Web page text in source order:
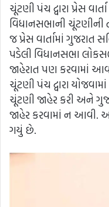
ચૂંટણી પંચ દ્વારા પ્રેસ
વિધાનસભાની ચૂંટણીની
જ પ્રેસ વાર્તામાં ગુજરાત
પડેલી વિધાનસભા
જાહેરાત પણ કરવામાં
ચૂંટણી પંચ દ્વારા
ચૂંટણી જાહેર કરી અને
જાહેર કરવામાં ન
ગયું છે.